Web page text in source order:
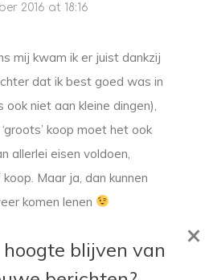
2016 at 18:16
mij kwam ik er juist dankzij
dat ik best goed was in
niet aan kleine dingen),
koop moet het ook
allerlei eisen voldoen,
Maar ja, dan kunnen
komen lenen
hoogte blijven van
×